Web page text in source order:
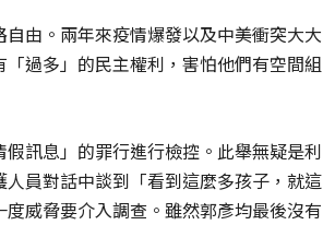
由。兩年來疫情爆發以及中美衝突大大
過多」的民主權利，害怕他們有空間組
訊息」的罪行進行檢控。此舉無疑是利
員對話中談到「看到這麼多孩子，就這
威脅要介入調查。雖然郭彥均最後沒有